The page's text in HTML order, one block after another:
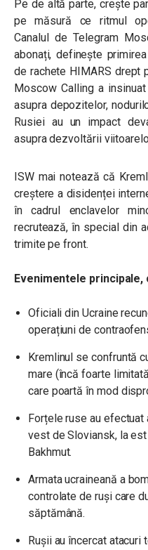
Pe de altă parte, crește
pe măsură ce ritmul
Canalul de Telegram
abonați, definește
de rachete HIMARS drept
Moscow Calling a
asupra depozitelor,
Rusiei au un impact
asupra dezvoltării
ISW mai notează că
creștere a disidenței
în cadrul enclavelor
recrutează, în special din
trimite pe front.
Evenimentele principale,
Oficiali din Ucraine
operațiuni de
Kremlinul se confruntă
mare (încă foarte
care poartă în mod
Forțele ruse au
vest de Sloviansk, la
Bakhmut.
Armata ucraineană a
controlate de ruși care
săptămână.
Rușii au încercat